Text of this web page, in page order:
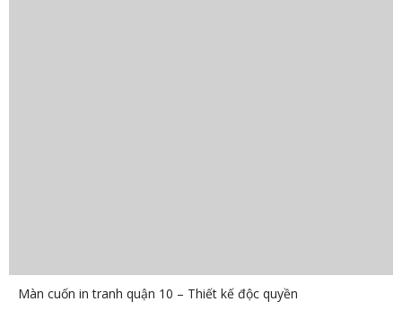
Màn cuốn in tranh quận 10 – Thiết kế độc quyền